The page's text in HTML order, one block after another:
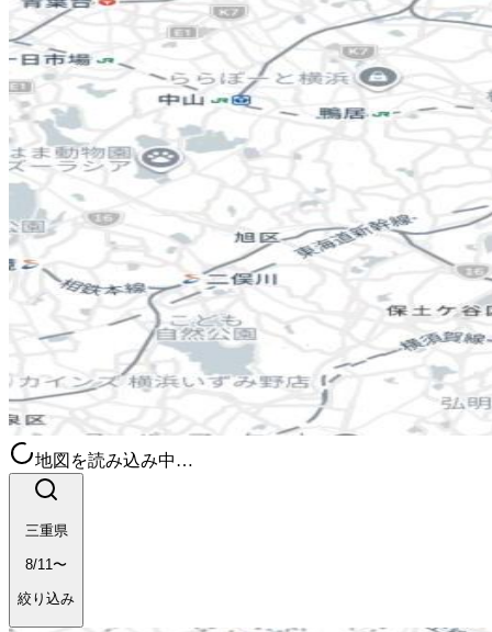
地図を読み込み中…
三重県
8/11〜
絞り込み